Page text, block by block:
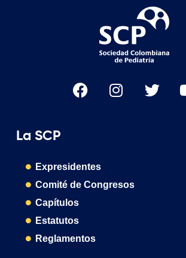
La SCP
Expresidentes
Comité de Congresos
Capítulos
Estatutos
Reglamentos